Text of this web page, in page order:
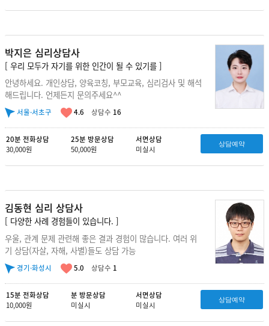
박지은 심리상담사
[ 우리 모두가 자기를 위한 인간이 될 수 있기를 ]
안녕하세요. 개인상담, 양육코칭, 부모교육, 심리검사 및 해석
해드립니다. 언제든지 문의주세요^^
서울·서초구 4.6 상담수 16
20분 전화상담
30,000원
25분 방문상담
50,000원
서면상담
미실시
상담예약
김동현 심리 상담사
[ 다양한 사례 경험들이 있습니다. ]
우울, 관계 문제 관련해 좋은 결과 경험이 많습니다. 여러 위
기 상담(자살, 자해, 사별)들도 상담 가능
경기·화성시 5.0 상담수 1
15분 전화상담
10,000원
분 방문상담
미실시
서면상담
미실시
상담예약